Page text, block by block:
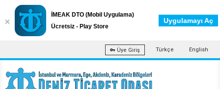
Üye Giriş Türkçe English
İMEAK DTO (Mobil Uygulama)
Ücretsiz - Play Store
Uygulamayı Aç